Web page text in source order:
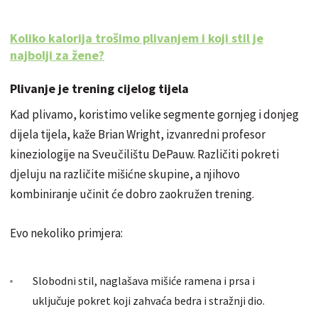
Koliko kalorija trošimo plivanjem i koji stil je
najbolji za žene?
Plivanje je trening cijelog tijela
Kad plivamo, koristimo velike segmente gornjeg i donjeg
dijela tijela, kaže Brian Wright, izvanredni profesor
kineziologije na Sveučilištu DePauw. Različiti pokreti
djeluju na različite mišićne skupine, a njihovo
kombiniranje učinit će dobro zaokružen trening.
Evo nekoliko primjera:
Slobodni stil, naglašava mišiće ramena i prsa i
uključuje pokret koji zahvaća bedra i stražnji dio.